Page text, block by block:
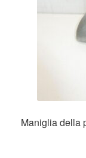
Maniglia della